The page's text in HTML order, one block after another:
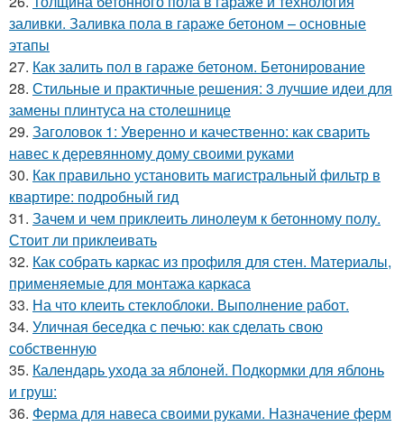
заливки. Заливка пола в гараже бетоном – основные
этапы
27. Как залить пол в гараже бетоном. Бетонирование
28. Стильные и практичные решения: 3 лучшие идеи для
замены плинтуса на столешнице
29. Заголовок 1: Уверенно и качественно: как сварить
навес к деревянному дому своими руками
30. Как правильно установить магистральный фильтр в
квартире: подробный гид
31. Зачем и чем приклеить линолеум к бетонному полу.
Стоит ли приклеивать
32. Как собрать каркас из профиля для стен. Материалы,
применяемые для монтажа каркаса
33. На что клеить стеклоблоки. Выполнение работ.
34. Уличная беседка с печью: как сделать свою
собственную
35. Календарь ухода за яблоней. Подкормки для яблонь
и груш:
36. Ферма для навеса своими руками. Назначение ферм